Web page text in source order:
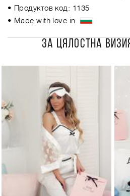
• Продуктов код: 1135
• Made with love in
ЗА ЦЯЛОСТНА